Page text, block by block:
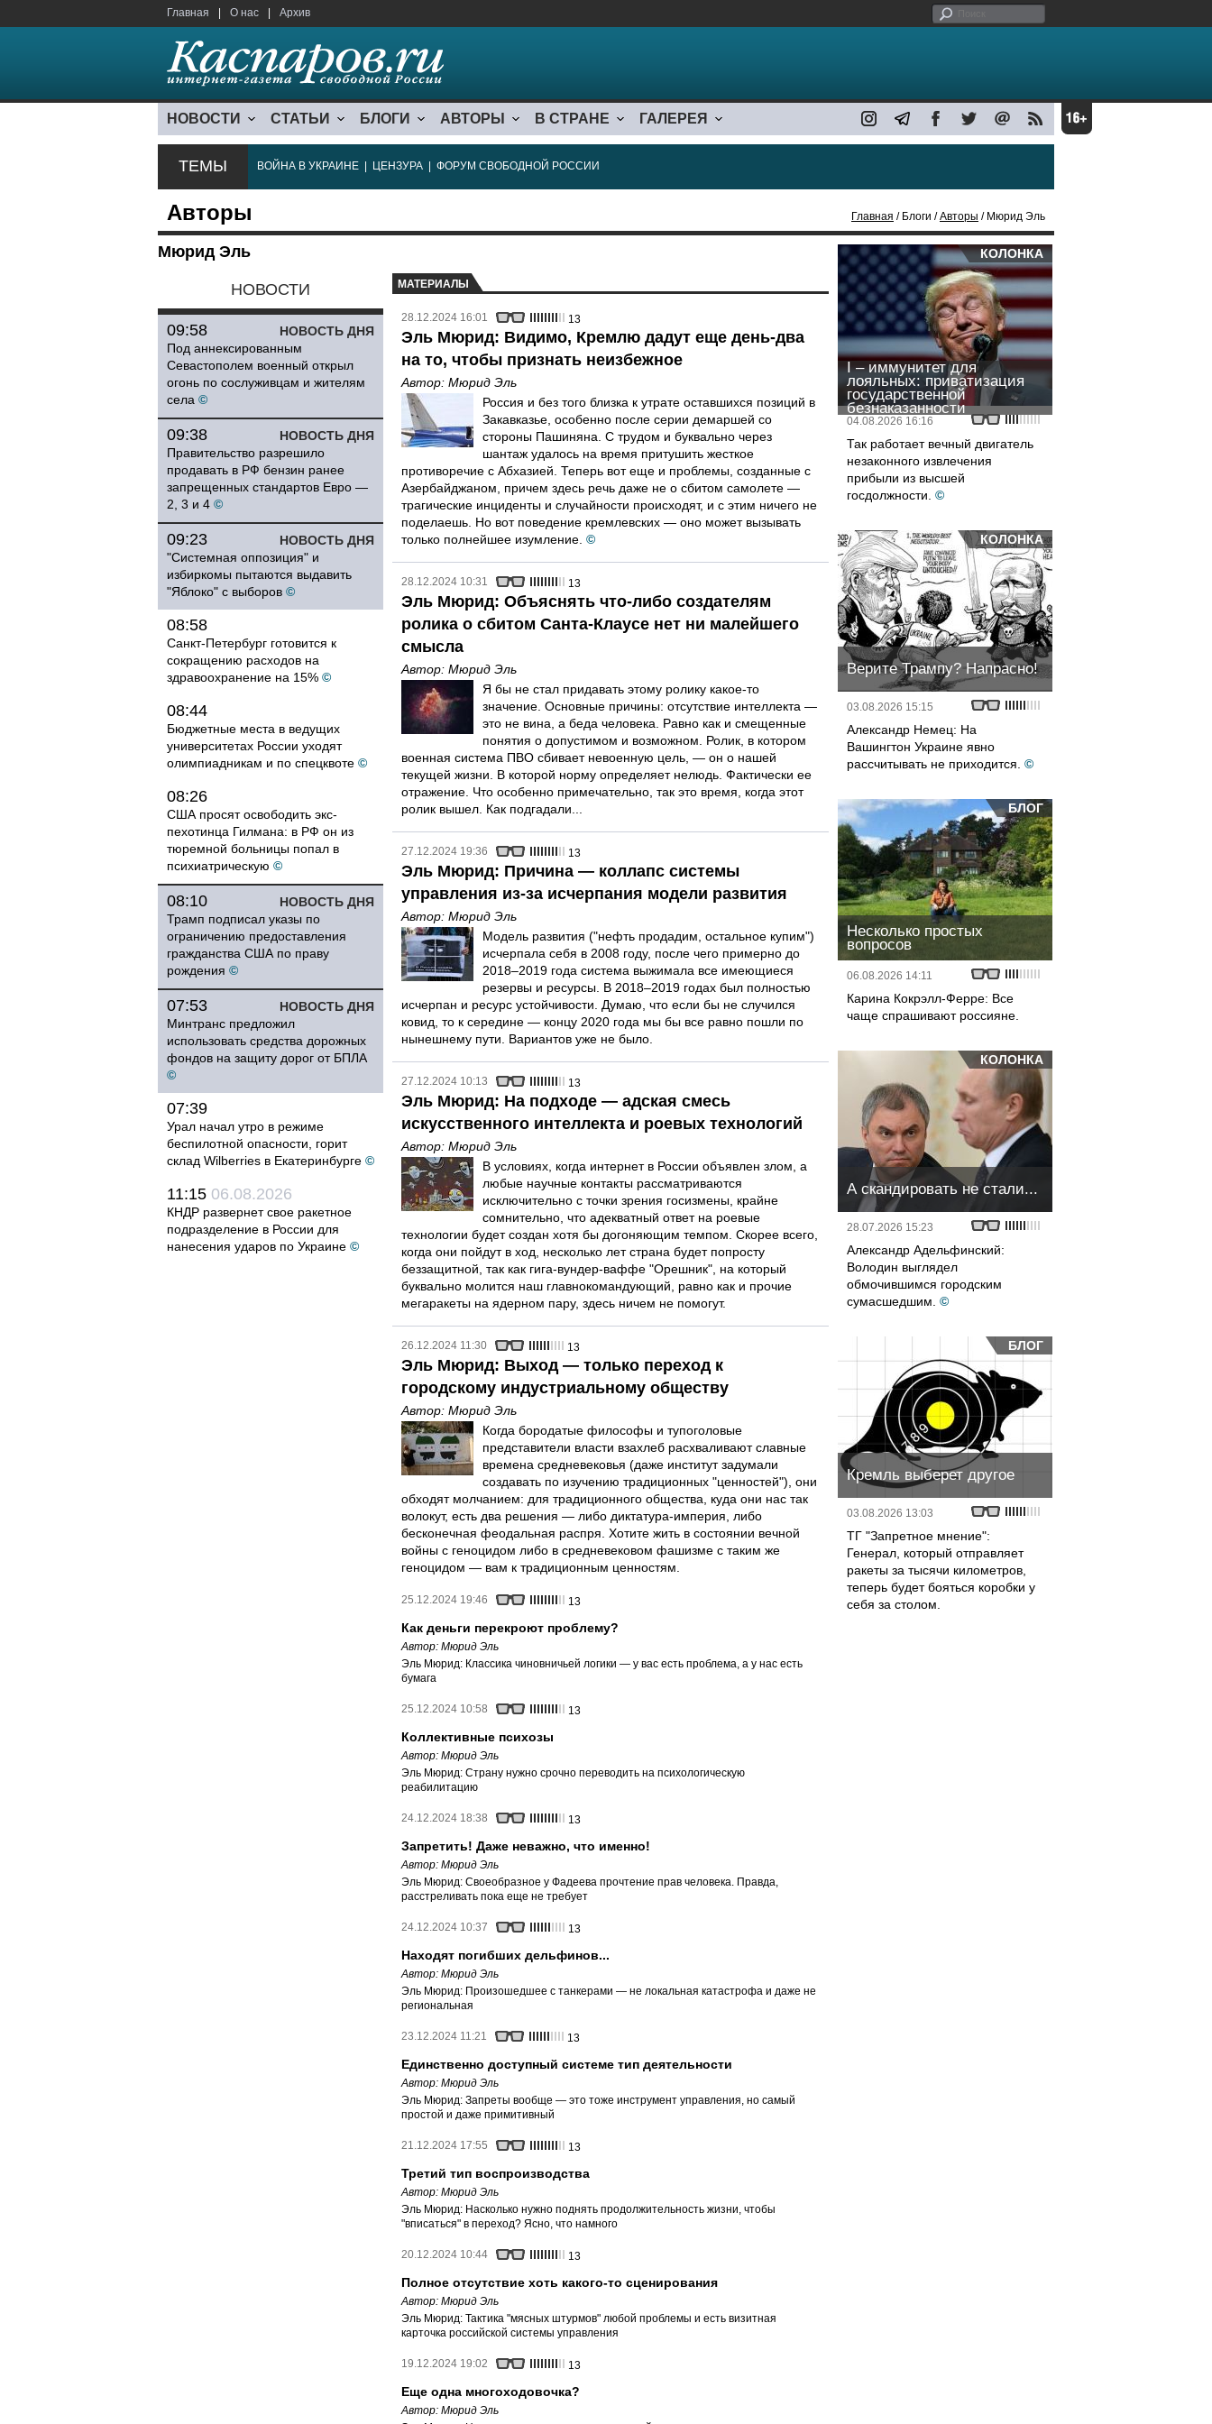
Главная О нас Архив
НОВОСТИ СТАТЬИ БЛОГИ АВТОРЫ В СТРАНЕ ГАЛЕРЕЯ
ТЕМЫ ВОЙНА В УКРАИНЕ ЦЕНЗУРА ФОРУМ СВОБОДНОЙ РОССИИ
Авторы Главная / Блоги /Авторы / Мюрид Эль
Мюрид Эль
НОВОСТИ
НОВОСТЬ ДНЯ
09:58
Под аннексированным
Севастополем военный открыл
огонь по сослуживцам и жителям
села ©
НОВОСТЬ ДНЯ
09:38
Правительство разрешило
продавать в РФ бензин ранее
запрещенных стандартов Евро —
2, 3 и 4 ©
НОВОСТЬ ДНЯ
09:23
"Системная оппозиция" и
избиркомы пытаются выдавить
"Яблоко" с выборов ©
08:58
Санкт-Петербург готовится к
сокращению расходов на
здравоохранение на 15% ©
08:44
Бюджетные места в ведущих
университетах России уходят
олимпиадникам и по спецквоте ©
08:26
США просят освободить экс-
пехотинца Гилмана: в РФ он из
тюремной больницы попал в
психиатрическую ©
НОВОСТЬ ДНЯ
08:10
Трамп подписал указы по
ограничению предоставления
гражданства США по праву
рождения ©
НОВОСТЬ ДНЯ
07:53
Минтранс предложил
использовать средства дорожных
фондов на защиту дорог от БПЛА
©
07:39
Урал начал утро в режиме
беспилотной опасности, горит
склад Wilberries в Екатеринбурге ©
11:15 06.08.2026
КНДР развернет свое ракетное
подразделение в России для
нанесения ударов по Украине ©
МАТЕРИАЛЫ
28.12.2024 16:01 13
Эль Мюрид: Видимо, Кремлю дадут еще день-два
на то, чтобы признать неизбежное
Автор: Мюрид Эль
Россия и без того близка к утрате оставшихся позиций в
Закавказье, особенно после серии демаршей со
стороны Пашиняна. С трудом и буквально через
шантаж удалось на время притушить жесткое
противоречие с Абхазией. Теперь вот еще и проблемы, созданные с
Азербайджаном, причем здесь речь даже не о сбитом самолете —
трагические инциденты и случайности происходят, и с этим ничего не
поделаешь. Но вот поведение кремлевских — оно может вызывать
только полнейшее изумление. ©
28.12.2024 10:31 13
Эль Мюрид: Объяснять что-либо создателям
ролика о сбитом Санта-Клаусе нет ни малейшего
смысла
Автор: Мюрид Эль
Я бы не стал придавать этому ролику какое-то
значение. Основные причины: отсутствие интеллекта —
это не вина, а беда человека. Равно как и смещенные
понятия о допустимом и возможном. Ролик, в котором
военная система ПВО сбивает невоенную цель, — он о нашей
текущей жизни. В которой норму определяет нелюдь. Фактически ее
отражение. Что особенно примечательно, так это время, когда этот
ролик вышел. Как подгадали...
27.12.2024 19:36 13
Эль Мюрид: Причина — коллапс системы
управления из-за исчерпания модели развития
Автор: Мюрид Эль
Модель развития ("нефть продадим, остальное купим")
исчерпала себя в 2008 году, после чего примерно до
2018–2019 года система выжимала все имеющиеся
резервы и ресурсы. В 2018–2019 годах был полностью
исчерпан и ресурс устойчивости. Думаю, что если бы не случился
ковид, то к середине — концу 2020 года мы бы все равно пошли по
нынешнему пути. Вариантов уже не было.
27.12.2024 10:13 13
Эль Мюрид: На подходе — адская смесь
искусственного интеллекта и роевых технологий
Автор: Мюрид Эль
В условиях, когда интернет в России объявлен злом, а
любые научные контакты рассматриваются
исключительно с точки зрения госизмены, крайне
сомнительно, что адекватный ответ на роевые
технологии будет создан хотя бы догоняющим темпом. Скорее всего,
когда они пойдут в ход, несколько лет страна будет попросту
беззащитной, так как гига-вундер-ваффе "Орешник", на который
буквально молится наш главнокомандующий, равно как и прочие
мегаракеты на ядерном пару, здесь ничем не помогут.
26.12.2024 11:30 13
Эль Мюрид: Выход — только переход к
городскому индустриальному обществу
Автор: Мюрид Эль
Когда бородатые философы и тупоголовые
представители власти взахлеб расхваливают славные
времена средневековья (даже институт задумали
создавать по изучению традиционных "ценностей"), они
обходят молчанием: для традиционного общества, куда они нас так
волокут, есть два решения — либо диктатура-империя, либо
бесконечная феодальная распря. Хотите жить в состоянии вечной
войны с геноцидом либо в средневековом фашизме с таким же
геноцидом — вам к традиционным ценностям.
25.12.2024 19:46 13
Как деньги перекроют проблему?
Автор: Мюрид Эль
Эль Мюрид: Классика чиновничьей логики — у вас есть проблема, а у нас есть
бумага
25.12.2024 10:58 13
Коллективные психозы
Автор: Мюрид Эль
Эль Мюрид: Страну нужно срочно переводить на психологическую
реабилитацию
24.12.2024 18:38 13
Запретить! Даже неважно, что именно!
Автор: Мюрид Эль
Эль Мюрид: Своеобразное у Фадеева прочтение прав человека. Правда,
расстреливать пока еще не требует
24.12.2024 10:37 13
Находят погибших дельфинов...
Автор: Мюрид Эль
Эль Мюрид: Произошедшее с танкерами — не локальная катастрофа и даже не
региональная
23.12.2024 11:21 13
Единственно доступный системе тип деятельности
Автор: Мюрид Эль
Эль Мюрид: Запреты вообще — это тоже инструмент управления, но самый
простой и даже примитивный
21.12.2024 17:55 13
Третий тип воспроизводства
Автор: Мюрид Эль
Эль Мюрид: Насколько нужно поднять продолжительность жизни, чтобы
"вписаться" в переход? Ясно, что намного
20.12.2024 10:44 13
Полное отсутствие хоть какого-то сценирования
Автор: Мюрид Эль
Эль Мюрид: Тактика "мясных штурмов" любой проблемы и есть визитная
карточка российской системы управления
19.12.2024 19:02 13
Еще одна многоходовочка?
Автор: Мюрид Эль
КОЛОНКА
I – иммунитет для
лояльных: приватизация
государственной
безнаказанности
04.08.2026 16:16
Так работает вечный двигатель
незаконного извлечения
прибыли из высшей
госдолжности. ©
КОЛОНКА
Верите Трампу? Напрасно!
03.08.2026 15:15
Александр Немец: На
Вашингтон Украине явно
рассчитывать не приходится. ©
БЛОГ
Несколько простых
вопросов
06.08.2026 14:11
Карина Кокрэлл-Ферре: Все
чаще спрашивают россияне.
КОЛОНКА
А скандировать не стали...
28.07.2026 15:23
Александр Адельфинский:
Володин выглядел
обмочившимся городским
сумасшедшим. ©
БЛОГ
Кремль выберет другое
03.08.2026 13:03
ТГ "Запретное мнение":
Генерал, который отправляет
ракеты за тысячи километров,
теперь будет бояться коробки у
себя за столом.